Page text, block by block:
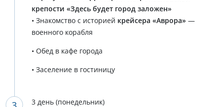
крепости «Здесь будет город заложен»
• Знакомство с историей крейсера «Аврора» —
военного корабля
• Обед в кафе города
• Заселение в гостиницу
3 день (понедельник)